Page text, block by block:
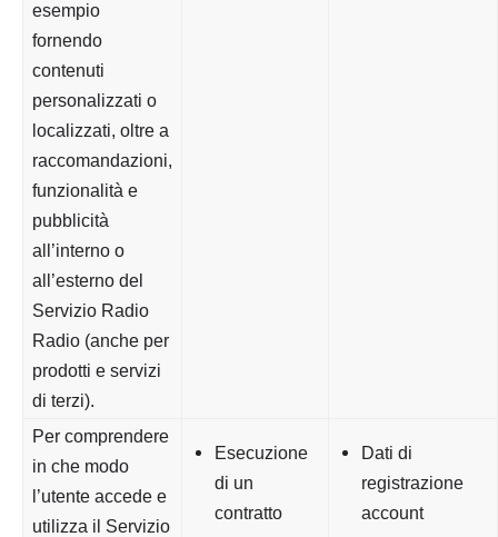
esempio
fornendo
contenuti
personalizzati o
localizzati, oltre a
raccomandazioni,
funzionalità e
pubblicità
all’interno o
all’esterno del
Servizio Radio
Radio (anche per
prodotti e servizi
di terzi).
Per comprendere
in che modo
l’utente accede e
utilizza il Servizio
Esecuzione
di un
contratto
Dati di
registrazione
account